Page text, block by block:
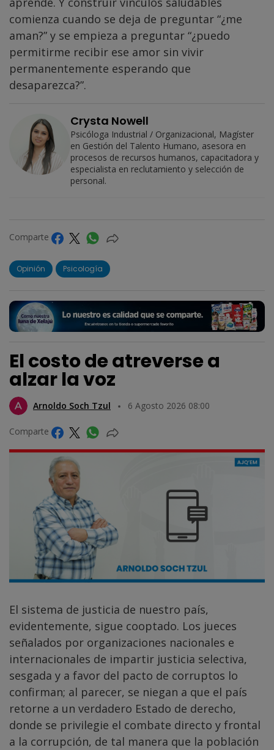
comienza cuando se deja de preguntar “¿me
aman?” y se empieza a preguntar “¿puedo
permitirme recibir ese amor sin vivir
permanentemente esperando que
desaparezca?”.
Crysta Nowell
Psicóloga Industrial / Organizacional, Magíster
en Gestión del Talento Humano, asesora en
procesos de recursos humanos, capacitadora y
especialista en reclutamiento y selección de
personal.
Comparte
Opinión Psicología
El costo de atreverse a
alzar la voz
Arnoldo Soch Tzul 6 Agosto 2026 08:00
Comparte
El sistema de justicia de nuestro país,
evidentemente, sigue cooptado. Los jueces
señalados por organizaciones nacionales e
internacionales de impartir justicia selectiva,
sesgada y a favor del pacto de corruptos lo
confirman; al parecer, se niegan a que el país
retorne a un verdadero Estado de derecho,
donde se privilegie el combate directo y frontal
a la corrupción, de tal manera que la población